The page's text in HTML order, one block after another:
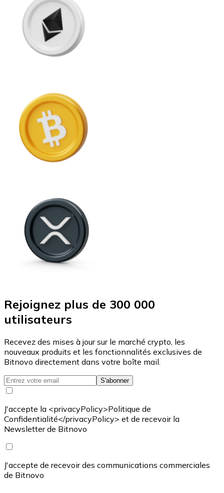
Rejoignez plus de 300 000
utilisateurs
Recevez des mises à jour sur le marché crypto, les
nouveaux produits et les fonctionnalités exclusives de
Bitnovo directement dans votre boîte mail.
S'abonner
J'accepte la <privacyPolicy>Politique de
Confidentialité</privacyPolicy> et de recevoir la
Newsletter de Bitnovo
J'accepte de recevoir des communications commerciales
de Bitnovo